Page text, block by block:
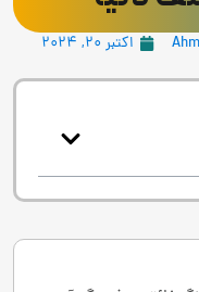
اکتبر 20, 2024